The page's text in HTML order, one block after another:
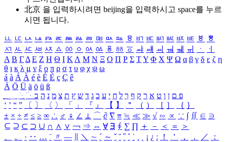
北京 을 입력하시려면 beijing을 입력하시고 space를 누르
시면 됩니다.
ㅥ ㅦ ㅧ ㅨ ㅩ ㅪ ㅫ ㅬ ㅭ ㅮ ㅯ ㅰ ㅱ ㅲ ㅳ ㅴ ㅵ ㅶ ㅷ ㅸ
ㅹ
ㅺ ㅻ ㅼ ㅽ ㅾ ㅿ ㆀ ㆁ ㆂ ㆃ ㆄ ㆅ ㆆ ㆇ ㆈ ㆉ ㆊ ㆋ ㆌ ㆍ
ㆎ
Α Β ΓΔ Ε Ζ Η Θ Ι ΚΛ Μ Ν Ξ Ο Π Ρ Σ ΤΥ Φ Χ Ψ Ω α β γ δ ε ζ η
θ ι κ λ μ ν ξ ο π ρ σ τ υ φ χ ψ ω
á à Á À é è É È ç Ç ê
Ä Ö Ü ä ö ü ß
ִֶֹ ֻּ ׁׂ פ ם ן ו ט א ר ק ף ך ל ח י ע כ ג ד ש ץ ת צ מ נ ה ב
‘ ’ “ ” 〔 〕 〈 〉 「 」 『 』 【 】 ＂ （ ） ［ ］ ｛ ｝
± × ÷ ≠ ≤ ≥ ∞ ∴ ♂ ♀ ∠ ⊥ ⌒ ∂ ∇ ≡ ≒ ≪ ≫ √ ∽ ∝ ∵ ∫ ∬ ∈ ∋
⊆ ⊇ ⊂ ⊃ ∪ ∩ ∧ ∨ ￢ ⇒ ⇔ ∀ ∃ ∮ ∑ ∏ ＋ － ＜ ＝
＞
、
。 · ‥ … ¨ 〃 ― ＼ ∼ ´ ～ ˇ ˘ ˝ ˚ ˙ ¸ ¡ ¿ ː ！ ＇ ， ． ／
：